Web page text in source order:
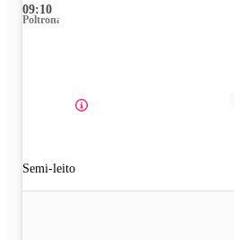
09:10
Poltrona
Semi-leito